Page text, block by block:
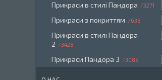
Прикраси в стилі Пандора 3271
Прикраси з покриттям 638
Прикраси в стилі Пандора
2
3428
Прикраси Пандора 3 3085